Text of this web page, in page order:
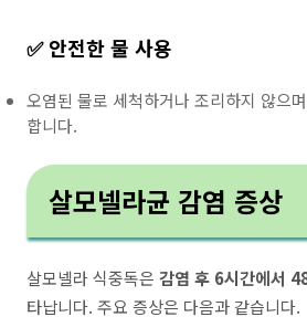
✅ 안전한 물 사용
오염된 물로 세척하거나 조리하지 않으
합니다.
살모넬라균 감염 증상
살모넬라 식중독은 감염 후 6시간에서
타납니다. 주요 증상은 다음과 같습니다.